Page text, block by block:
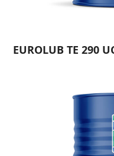
EUROLUB TE 290